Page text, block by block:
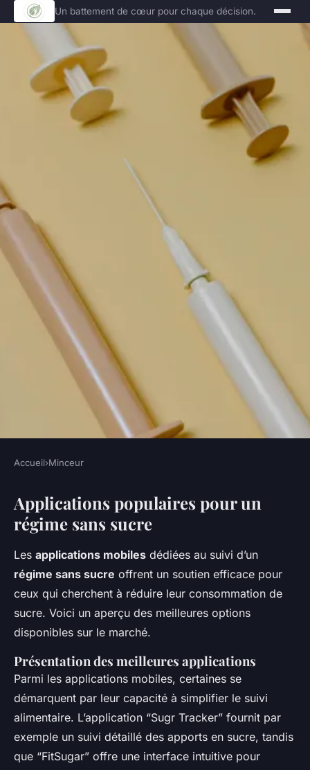
Un battement de cœur pour chaque décision.
Applications mobiles pour
réussir son régime sans sucre
Tiago•20 février 2025•4 min de lecture
Accueil›Minceur
Applications populaires pour un
régime sans sucre
Les applications mobiles dédiées au suivi d’un
régime sans sucre offrent un soutien efficace pour
ceux qui cherchent à réduire leur consommation de
sucre. Voici un aperçu des meilleures options
disponibles sur le marché.
Présentation des meilleures applications
Parmi les applications mobiles, certaines se
démarquent par leur capacité à simplifier le suivi
alimentaire. L’application “Sugr Tracker” fournit par
exemple un suivi détaillé des apports en sucre, tandis
que “FitSugar” offre une interface intuitive pour